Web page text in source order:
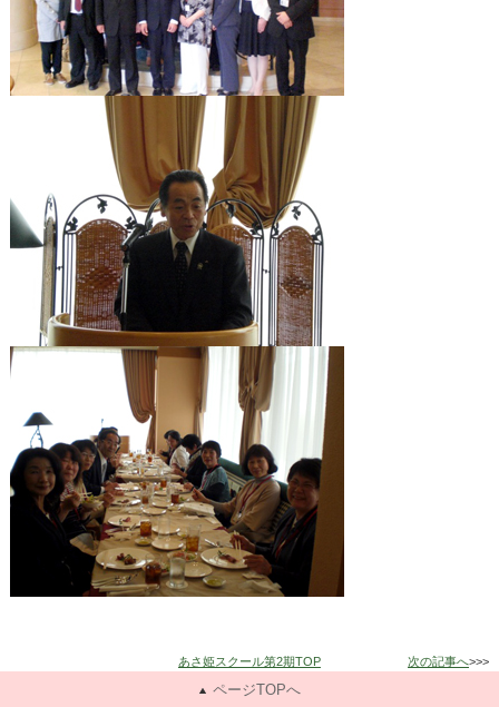
あさ姫スクール第2期TOP 次の記事へ>>>
ページTOPへ